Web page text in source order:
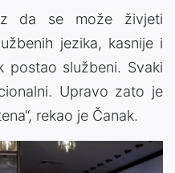
da se može živjeti
jezika, kasnije i
postao službeni. Svaki
Upravo zato je
rekao je Čanak.